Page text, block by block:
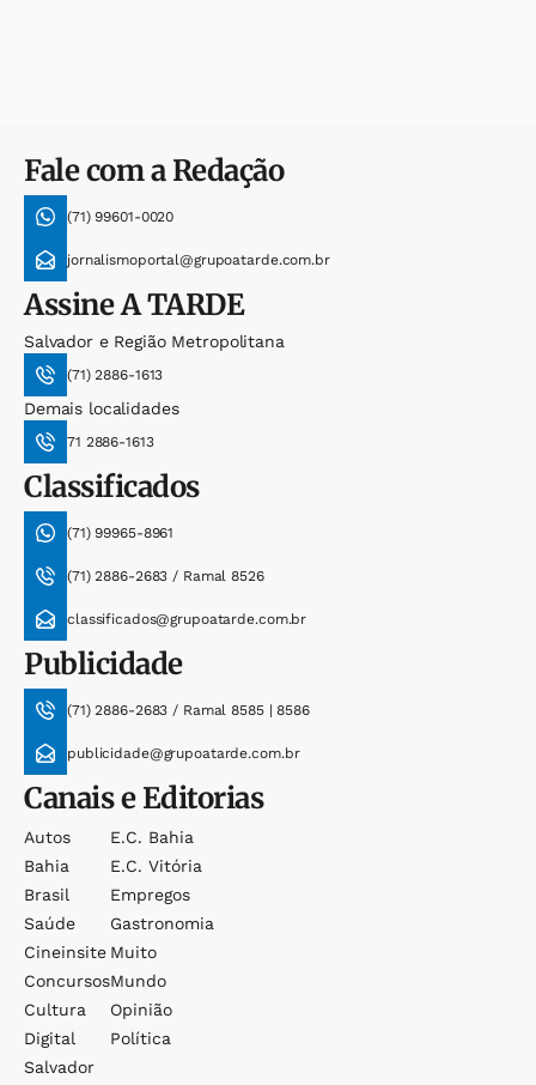
Fale com a Redação
(71) 99601-0020
jornalismoportal@grupoatarde.com.br
AssineA TARDE
Salvador e Região Metropolitana
(71) 2886-1613
Demais localidades
71 2886-1613
Classificados
(71) 99965-8961
(71) 2886-2683 / Ramal 8526
classificados@grupoatarde.com.br
Publicidade
(71) 2886-2683 / Ramal 8585 | 8586
publicidade@grupoatarde.com.br
Canais e Editorias
Autos
Bahia
Brasil
Saúde
Cineinsite
Concursos
Cultura
Digital
Salvador
E.c. Bahia
E.c. Vitória
Empregos
Gastronomia
Muito
Mundo
Opinião
Política